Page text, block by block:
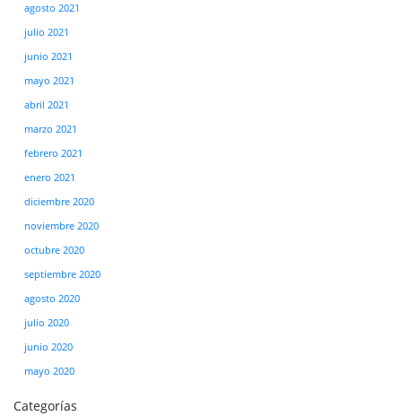
agosto 2021
julio 2021
junio 2021
mayo 2021
abril 2021
marzo 2021
febrero 2021
enero 2021
diciembre 2020
noviembre 2020
octubre 2020
septiembre 2020
agosto 2020
julio 2020
junio 2020
mayo 2020
Categorías